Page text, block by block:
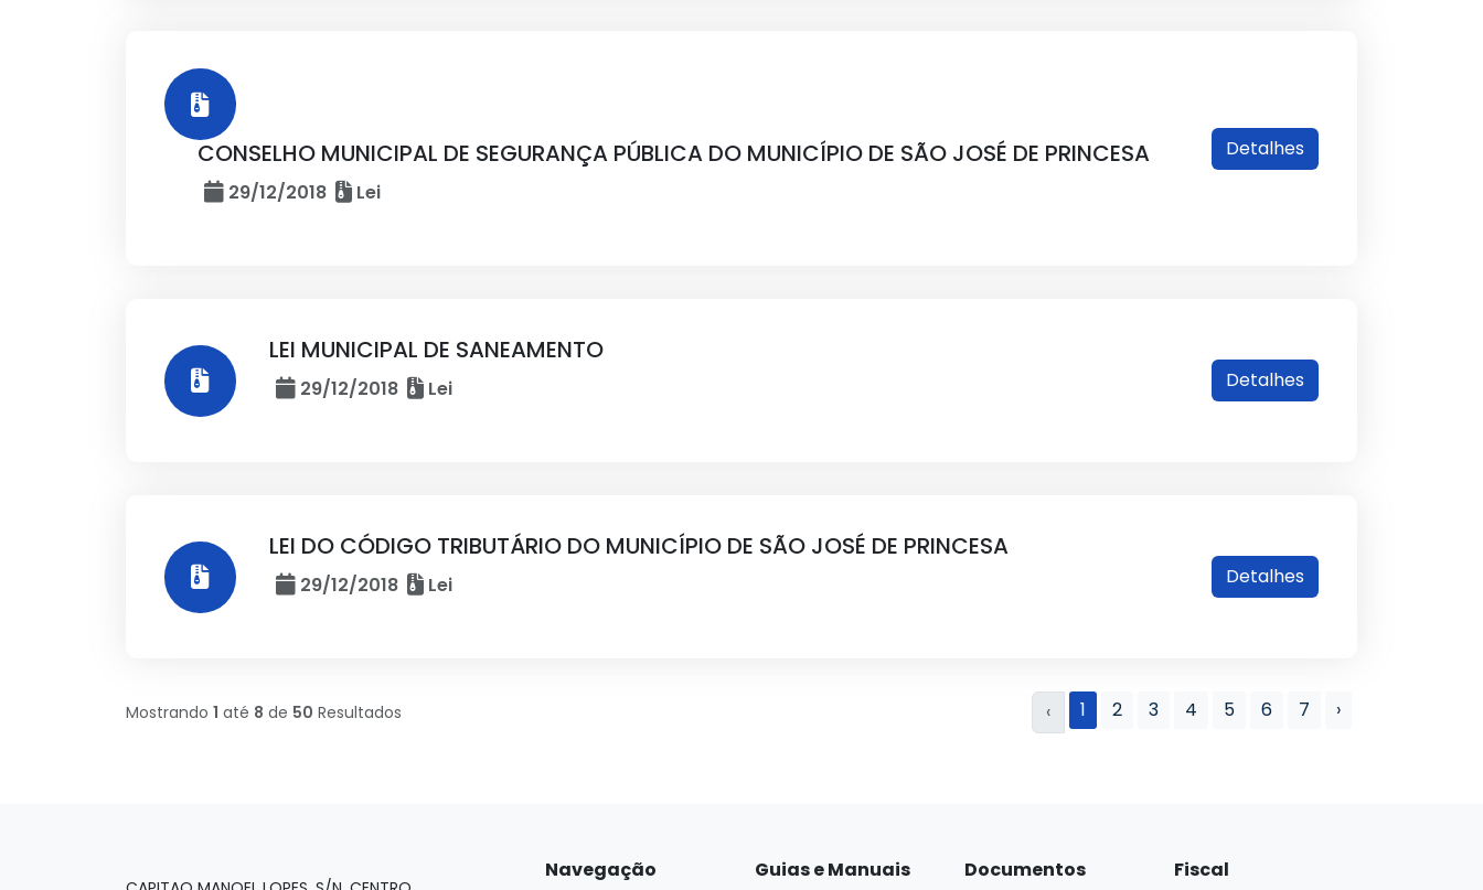
CONSELHO MUNICIPAL DE SEGURANÇA PÚBLICA DO MUNICÍPIO DE SÃO JOSÉ DE PRINCESA
29/12/2018 Lei
Detalhes
LEI MUNICIPAL DE SANEAMENTO
29/12/2018 Lei Detalhes
LEI DO CÓDIGO TRIBUTÁRIO DO MUNICÍPIO DE SÃO JOSÉ DE PRINCESA
29/12/2018 Lei Detalhes
Mostrando 1 até 8 de 50 Resultados ‹ 1 2 3 4 5 6 7 ›
Navegação Guias e Manuais Documentos Fiscal